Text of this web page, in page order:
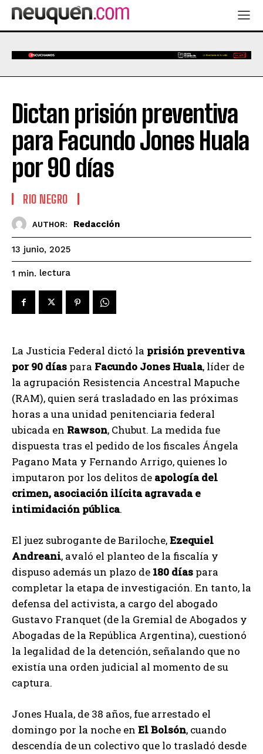
Dictan prisión preventiva
para Facundo Jones Huala
por 90 días
RIO NEGRO
AUTHOR: Redacción
13 junio, 2025
1 min. lectura
La Justicia Federal dictó la prisión preventiva
por 90 días para Facundo Jones Huala, líder de
la agrupación Resistencia Ancestral Mapuche
(RAM), quien será trasladado en las próximas
horas a una unidad penitenciaria federal
ubicada en Rawson, Chubut. La medida fue
dispuesta tras el pedido de los fiscales Ángela
Pagano Mata y Fernando Arrigo, quienes lo
imputaron por los delitos de apología del
crimen, asociación ilícita agravada e
intimidación pública.
El juez subrogante de Bariloche,Ezequiel
Andreani, avaló el planteo de la fiscalía y
dispuso además un plazo de 180 días para
completar la etapa de investigación. En tanto, la
defensa del activista, a cargo del abogado
Gustavo Franquet (de la Gremial de Abogados y
Abogadas de la República Argentina), cuestionó
la legalidad de la detención, señalando que no
existía una orden judicial al momento de su
captura.
Jones Huala, de 38 años, fue arrestado el
domingo por la noche en El Bolsón, cuando
descendía de un colectivo que lo trasladó desde